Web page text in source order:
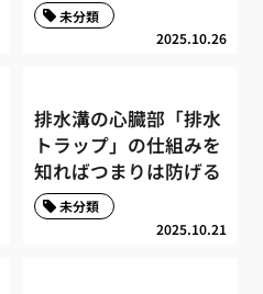
2025.10.26
未分類
排水溝の心臓部「排水
トラップ」の仕組みを
知ればつまりは防げる
2025.10.21
未分類